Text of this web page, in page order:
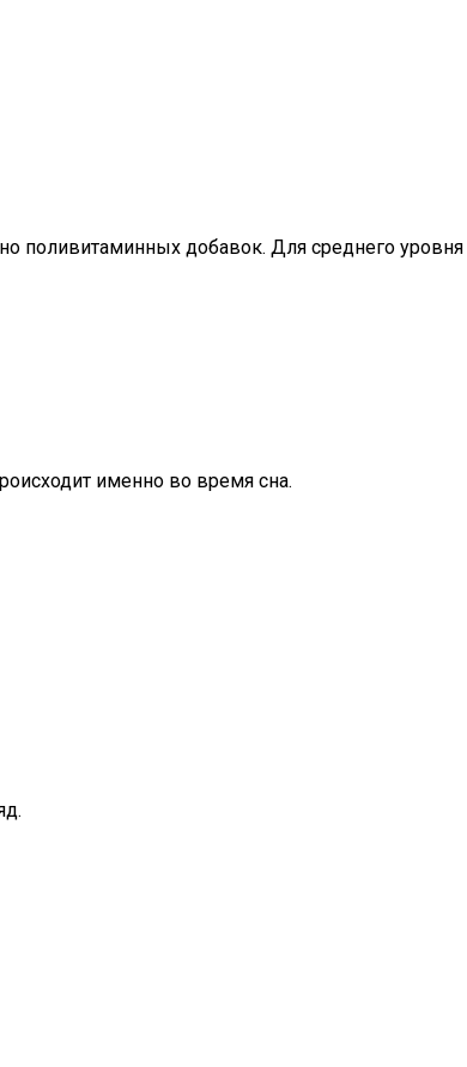
поливитаминных добавок. Для среднего уровня
именно во время сна.